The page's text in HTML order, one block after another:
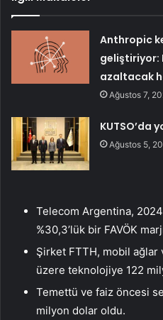
Anthropic
geliştiriyor:
azaltacak
Ağustos 7,
KUTSO’da
Ağustos 5,
Telecom Argentina, 2024
%30,3’lük bir FAVÖK
Şirket FTTH, mobil
üzere teknolojiye 122
Temettü ve faiz öncesi
milyon dolar oldu.